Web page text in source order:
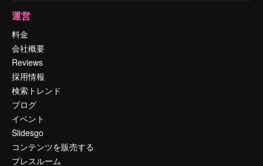
運営
料金
会社概要
Reviews
採用情報
検索トレンド
ブログ
イベント
Slidesgo
コンテンツを販売する
プレスルーム